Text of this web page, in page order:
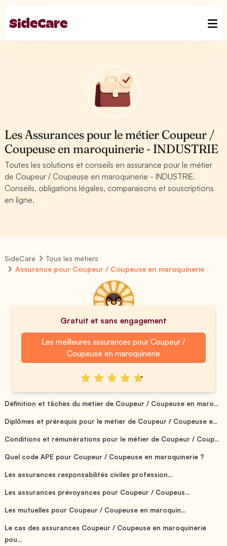
Les Assurances pour le métier Coupeur /
Coupeuse en maroquinerie - INDUSTRIE
Toutes les solutions et conseils en assurance pour le métier
de Coupeur / Coupeuse en maroquinerie - INDUSTRIE.
Conseils, obligations légales, comparaisons et souscriptions
en ligne.
SideCare
Tous les métiers
Assurance pour Coupeur / Coupeuse en maroquinerie
Gratuit et sans engagement
Les meilleures assurances pour Coupeur /
Coupeuse en maroquinerie
Définition et tâches du métier de Coupeur / Coupeuse en maro...
Diplômes et prérequis pour le métier de Coupeur / Coupeuse e...
Conditions et rémunérations pour le métier de Coupeur / Coup...
Quel code APE pour Coupeur / Coupeuse en maroquinerie ?
Les assurances responsabilités civiles profession...
Les assurances prévoyances pour Coupeur / Coupeus...
Les mutuelles pour Coupeur / Coupeuse en maroquin...
Le cas des assurances Coupeur / Coupeuse en maroquinerie
pou...